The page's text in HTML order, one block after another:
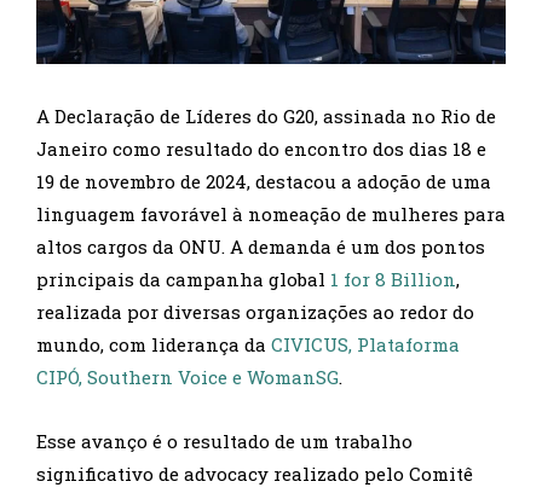
A Declaração de Líderes do G20, assinada no Rio de
Janeiro como resultado do encontro dos dias 18 e
19 de novembro de 2024, destacou a adoção de uma
linguagem favorável à nomeação de mulheres para
altos cargos da ONU. A demanda é um dos pontos
principais da campanha global 1 for 8 Billion,
realizada por diversas organizações ao redor do
mundo, com liderança da CIVICUS, Plataforma
CIPÓ, Southern Voice e WomanSG.
Esse avanço é o resultado de um trabalho
significativo de advocacy realizado pelo Comitê